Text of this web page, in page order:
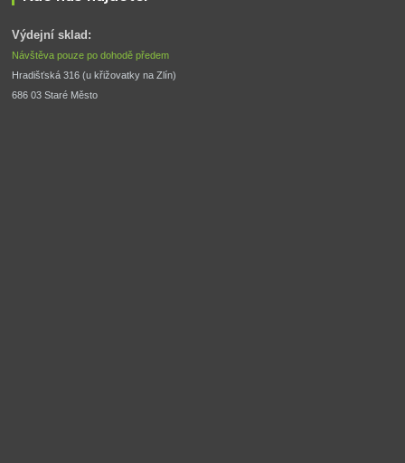
Výdejní sklad:
Návštěva pouze po dohodě předem
Hradišťská 316 (u křižovatky na Zlín)
686 03 Staré Město